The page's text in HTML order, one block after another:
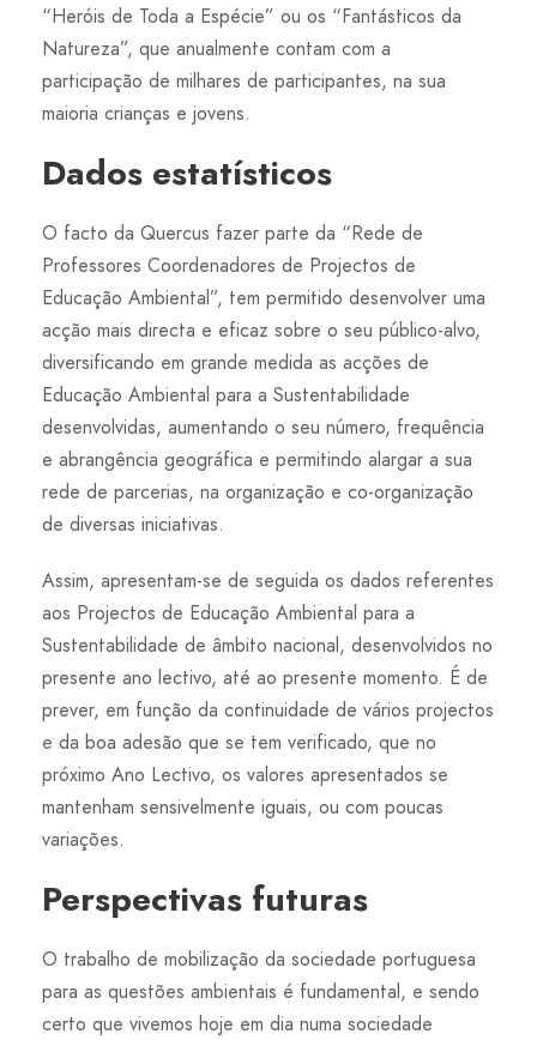
“Heróis de Toda a Espécie” ou os “Fantásticos da
Natureza”, que anualmente contam com a
participação de milhares de participantes, na sua
maioria crianças e jovens.
Dados estatísticos
O facto da Quercus fazer parte da “Rede de
Professores Coordenadores de Projectos de
Educação Ambiental”, tem permitido desenvolver uma
acção mais directa e eficaz sobre o seu público-alvo,
diversificando em grande medida as acções de
Educação Ambiental para a Sustentabilidade
desenvolvidas, aumentando o seu número, frequência
e abrangência geográfica e permitindo alargar a sua
rede de parcerias, na organização e co-organização
de diversas iniciativas.
Assim, apresentam-se de seguida os dados referentes
aos Projectos de Educação Ambiental para a
Sustentabilidade de âmbito nacional, desenvolvidos no
presente ano lectivo, até ao presente momento. É de
prever, em função da continuidade de vários projectos
e da boa adesão que se tem verificado, que no
próximo Ano Lectivo, os valores apresentados se
mantenham sensivelmente iguais, ou com poucas
variações.
Perspectivas futuras
O trabalho de mobilização da sociedade portuguesa
para as questões ambientais é fundamental, e sendo
certo que vivemos hoje em dia numa sociedade